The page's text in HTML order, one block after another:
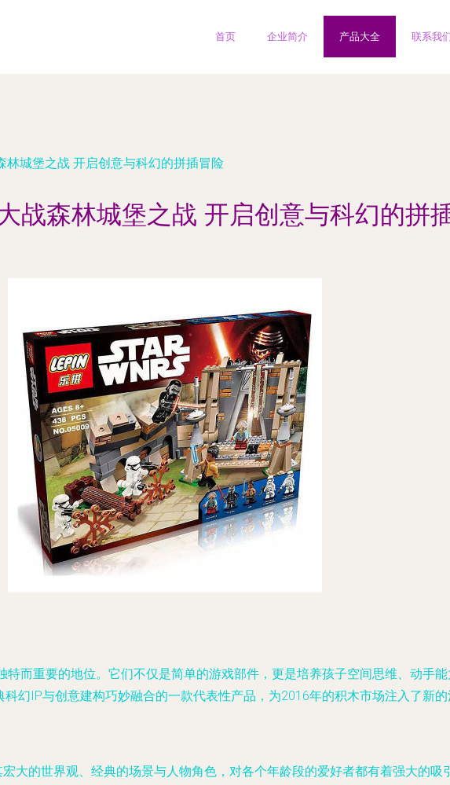
首页 企业简介 产品大全 联系我
林城堡之战 开启创意与科幻的拼插冒险
战森林城堡之战 开启创意与科幻的拼
而重要的地位。它们不仅是简单的游戏部件，更是培养孩子空间思维、动手
幻IP与创意建构巧妙融合的一款代表性产品，为2016年的积木市场注入了新的
大的世界观、经典的场景与人物角色，对各个年龄段的爱好者都有着强大的